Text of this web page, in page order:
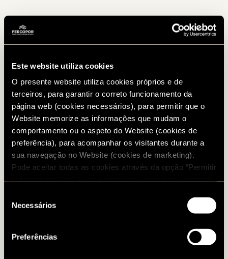
Este website utiliza cookies
O presente website utiliza cookies próprios e de
terceiros, para garantir o correto funcionamento da
página web (cookies necessários), para permitir que o
Website memorize as informações que mudam o
comportamento ou o aspeto do Website (cookies de
preferência), para acompanhar os visitantes durante a
sua navegação no Website (cookies de marketing).
Pode aceitar todas as cookies através da opção “Permitir
mais informação sobre cada cookie, visite a nossa
Necessários
Preferências